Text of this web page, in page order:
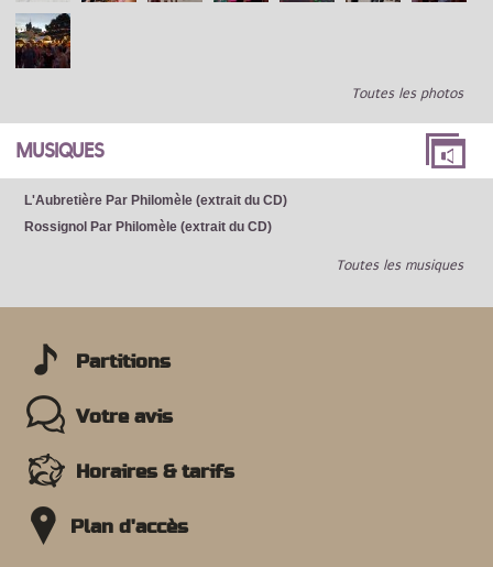
Toutes les photos
MUSIQUES
L'Aubretière Par Philomèle (extrait du CD)
Rossignol Par Philomèle (extrait du CD)
Toutes les musiques
Partitions
Votre avis
Horaires & tarifs
Plan d'accès